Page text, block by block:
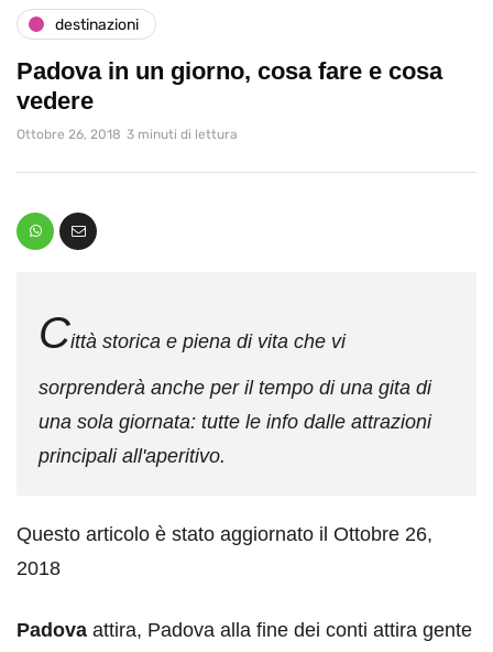
destinazioni
Padova in un giorno, cosa fare e cosa
vedere
Ottobre 26, 2018 3 minuti di lettura
Città storica e piena di vita che vi
sorprenderà anche per il tempo di una gita di
una sola giornata: tutte le info dalle attrazioni
principali all'aperitivo.
Questo articolo è stato aggiornato il Ottobre 26,
2018
Padova attira, Padova alla fine dei conti attira gente